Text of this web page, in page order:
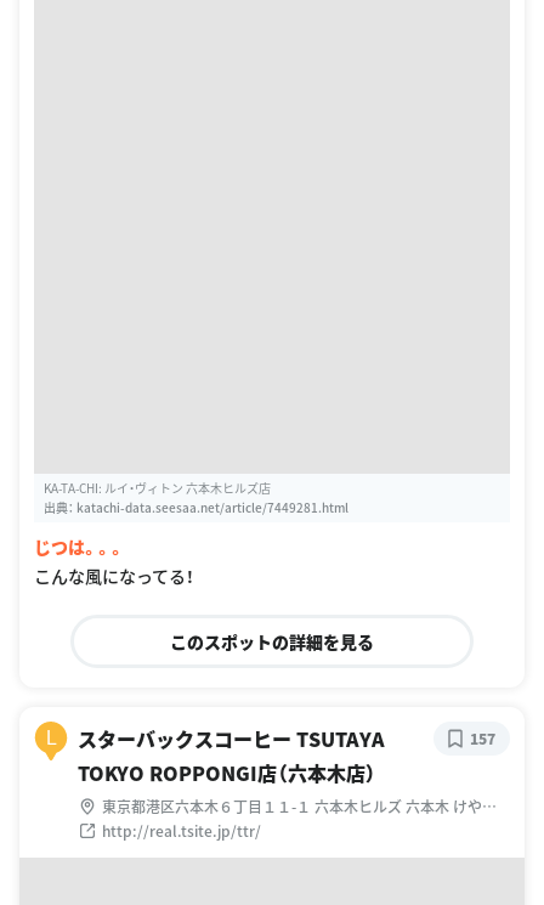
KA-TA-CHI: ルイ・ヴィトン 六本木ヒルズ店
出典： katachi-data.seesaa.net/article/7449281.html
じつは。。。
こんな風になってる！
このスポットの詳細を見る
L
スターバックスコーヒー TSUTAYA
TOKYO ROPPONGI店（六本木店）
東京都港区六本木６丁目１１-１ 六本木ヒルズ 六本木 けやき
坂通り
http://real.tsite.jp/ttr/
157